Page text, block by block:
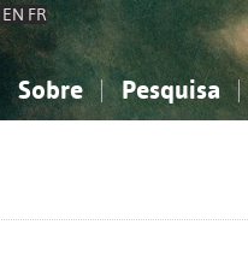
EN FR
Sobre Pesquisa